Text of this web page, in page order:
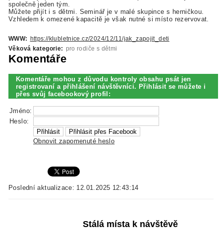
společně jeden tým.
Můžete přijít i s dětmi. Seminář je v malé skupince s herničkou.
Vzhledem k omezené kapacitě je však nutné si místo rezervovat.
WWW:
https://klubletnice.cz/2024/12/11/jak_zapojit_deti
Věková kategorie: pro rodiče s dětmi
Komentáře
Komentáře mohou z důvodu kontroly obsahu psát jen
registrovaní a přihlášení návštěvníci. Přihlásit se můžete i
přes svůj facebookový profil:
Jméno:
Heslo:
Obnovit zapomenuté heslo
Poslední aktualizace: 12.01.2025 12:43:14
Stálá místa k návštěvě